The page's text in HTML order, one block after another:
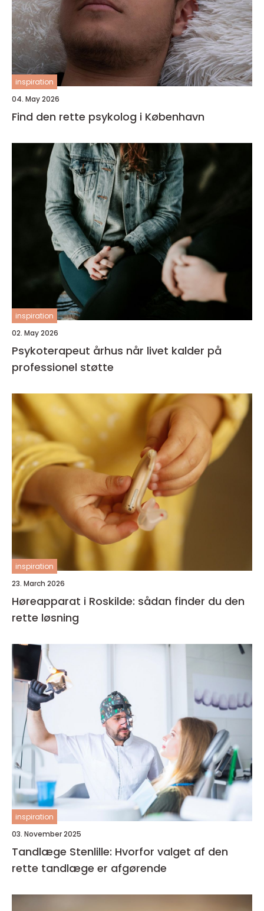
inspiration
04. May 2026
Find den rette psykolog i København
inspiration
02. May 2026
Psykoterapeut århus når livet kalder på
professionel støtte
inspiration
23. March 2026
Høreapparat i Roskilde: sådan finder du den
rette løsning
inspiration
03. November 2025
Tandlæge Stenlille: Hvorfor valget af den
rette tandlæge er afgørende